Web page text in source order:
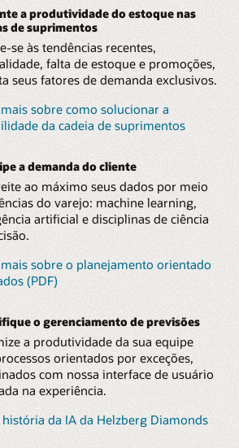
a produtividade do estoque nas
de suprimentos
se às tendências recentes,
falta de estoque e promoções,
seus fatores de demanda exclusivos.
sobre como solucionar a
da cadeia de suprimentos
a demanda do cliente
ao máximo seus dados por meio
do varejo: machine learning,
artificial e disciplinas de ciência
sobre o planejamento orientado
(PDF)
o gerenciamento de previsões
a produtividade da sua equipe
orientados por exceções,
com nossa interface de usuário
na experiência.
história da IA ​​da Helzberg Diamonds